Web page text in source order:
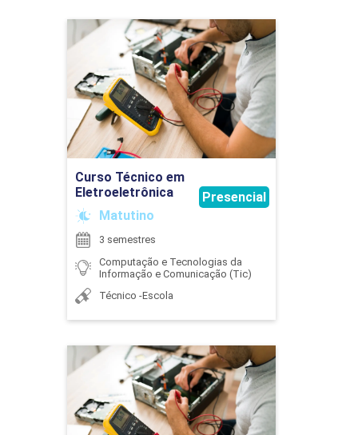
45
DESENVOLVIMENTO PARA DISPOSITIVOS
MÓVEIS
45
Curso Técnico em
Eletroeletrônica
Matutino
Presencial
3 semestres
Computação e Tecnologias da
Informação e Comunicação (Tic)
Técnico -Escola
Curso Técnico em
Eletroeletrônica
Detalhes do curso
Ir para Inscrição
Curso Técnico em
Eletroeletrônica
Detalhes do curso